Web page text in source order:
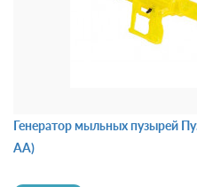
Генератор мыльных пузырей
АА)